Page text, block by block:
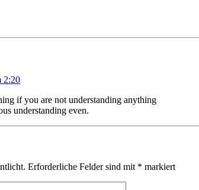
2:20
if you are not understanding anything
understanding even.
Erforderliche Felder sind mit * markiert